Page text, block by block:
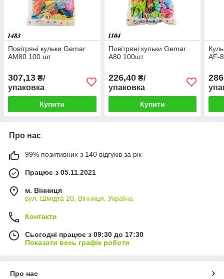
Повітряні кульки Gemar
АM80 100 шт
307,13 ₴/
упаковка
Купити
Повітряні кульки Gemar
А80 100шт
226,40₴/
упаковка
Купити
АF-
Про нас
99% позитивних з 140 відгуків за рік
Працює з 05.11.2021
м. Вінниця
вул. Шмідта 20, Вінниця, Україна
Контакти
Сьогодні працює з 09:30 до 17:30
Показати весь графік роботи
Про нас